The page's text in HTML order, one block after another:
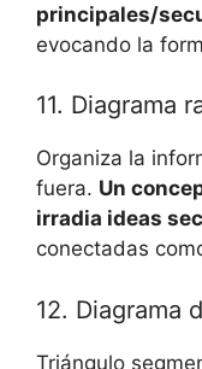
principales/
evocando la
11. Diagrama
Organiza la
fuera. Un
irradia ideas
conectadas
12. Diagrama
Triángulo